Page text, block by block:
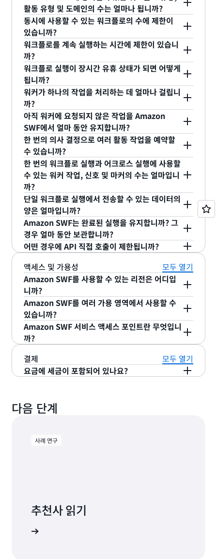
일 때는 그 결과를 사용하여 카탈로그를 업데이트합
니다. 배치가 처리될 때, 시스템은 Amazon
Mechanical Turk 워커의 품질을 추적하여 보상을
적절하게 조정해야 합니다. 실패한 HIT는 다시 배치
에 포함되고 다시 파이프라인에 보내집니다.
Amazon SWF를 사용하는 경우: 위의 사용 사례는
워크플로의 세트로 구현됩니다. BatchProcess 워크
플로는 단일 배치성 프로세스를 처리하며, 워커가 데
이터를 추출하고 변환하여 Amazon Mechanical
Turk를 통해 전송하도록 합니다. BatchProcess 워
크플로의 결과물은 합격 HIT와 실패 HIT입니다. 이
것은 MTurkManager, UpdateCatalogWorkflow,
RerunProducts라는 3가지 워크플로에 대한 입력값
으로 사용됩니다. MTurkManager 워크플로는 합격
HIT에 대해 지불하고, 실패 HIT을 담당한 작업자에
게 통지하며, 결과 품질 추적용 자체 데이터베이스를
업데이트합니다. UpdateCatalogWorkflow는 합격
HIT에 따라 마스터 카탈로그를 업데이트합니다.
RerunProducts 워크플로는 실패 HIT의 제품이 일
정 수에 도달할 때까지 기다립니다. 그 후 배치를 생
성하여 BatchProcess 워크플로로 다시 보냅니다.
를 수행하며, 위에 언급한 워크플로의 하위 실행을 시
작합니다. 명확하게 정의된 워크플로를 갖는 시스템
을 구축하는 이 사용 사례를 통해 제품 수가 수백만인
카탈로그를 구조적으로 설계, 감사 및 실행할 수 있습
니다.
사용 사례 3: 구성 요소를 데이터 센터에서 클라우드
로 마이그레이션. 비즈니스 크리티컬 작업이 프라이
빗 데이터 센터에서 호스팅되고 있지만 서비스 중단
없이 전체를 클라우드로 이전해야 합니다.
반 애플리케이션은 데이터 센터에서 실행되는 구성
요소를 포함한 워커와 클라우드에서 실행되는 워커를
면 같은 종류의 새 워커를 먼저 클라우드에 배포합니
중단되지 않습니다. 테스트 결과가 합격이라면, 데이
터 센터의 워커를 단계적으로 중지하고 클라우드의
워커를 확장하여 최종적으로 모든 워커를 클라우드에
SWF에서는 이와 같이 워크플로 실행 ID를 다시 사용
할 수 있으므로, 재시도와 같은 사례에도 대응 가능합
니다. 위에서 살펴본 사용자 등록 예에서는 사용자의
데이터베이스 레코드 작성 시 워크플로 실행이 실패
했다고 가정했습니다. 이 워크플로 실행을 다시 시작
할 때 동일한 실행 ID(사용자 이메일 주소)를 사용할
수 있으므로 등록 재시도를 위한 새로운 ID를 만들 필
요가 없습니다.
보를 확인하여 실행 시간이 너무 길거나 실패한 작업
인지, 아니면 단순히 아직 디사이더가 작업을 시작하
지 않은 것인지를 확인할 수 있습니다. 이렇게 하면
작업 수준의 문제를 확인할 수 있습니다.
Amazon SWF에서 워커에게 작업을 전달하게 됩니
다. 디사이더는 사용자가 작성하기 때문에, 작업을 만
드는 시점과 방법은 물론이고 작업과 함께 워커에게
전달되는 입력 데이터도 사용자가 완전히 제어할 수
있습니다.
번만 이루어지도록 보장할 수 있습니다. 따라서 특정
활동 유형에 대해 여러 워커가 있는 경우라도(또는 한
디사이더에 여러 인스턴스가 있는 경우), Amazon
SWF에서 하나의 특정 작업은 하나의 워커(또는 하나
의 디사이더 인스턴스)에게만 전달될 것입니다. 또한
Amazon SWF에서는 한 워크플로우 실행에 대해 한
번에 최대 하나의 의사 결정 작업만 보관합니다. 즉,
여러 디사이더 인스턴스를 실행하는 경우에도 동일한
실행에 두 인스턴스가 동시에 작동하지는 않습니다.
이러한 기능을 통해 워크플로를 조정하면 작업의 중
복, 손실, 충돌 등에 대해 걱정할 필요가 없습니다.
활동 유형 및 도메인의 수는 얼마나 됩니까?
각 도메인에서 가질 수 있는 워크플로 유형과 활동 유
형의 수는 등록된 상태와 폐지 예정 상태를 합해 최대
10,000개입니다. AWS 계정에 만들 수 있는
Amazon SWF 도메인은 최대 100개입니다(등록된
도메인과 폐지 예정 도메인 포함).
동시에 사용할 수 있는 워크플로의 수에 제한이
있습니까?
하나의 도메인에서 동시에 가질 수 있는 오픈 실행수
는 최대 100,000개입니다. 누적 실행 수와 Amazon
SWF에서 보관하는 실행 개수에는 제한이 없습니다.
워크플로를 계속 실행하는 시간에 제한이 있습니
까?
각 워크플로 실행은 최대 1년 동안 실행할 수 있습니
다. 워크플로 실행 내역은 최대 25,000개의 이벤트까
지 포함할 수 있습니다. 이 제한보다 더 많은 이벤트
가 필요한 경우 Amazon SWF에서 제공하는 하위 워
크플로 실행 기능을 사용하여 애플리케이션 실행 및
구조화를 계속 진행할 수 있습니다.
워크플로 실행이 장시간 유휴 상태가 되면 어떻게
됩니까?
Amazon SWF는 워크플로 실행이 오랫동안 유휴 상
태로 있어도 특별한 조치를 취하지 않습니다. 유휴 실
행에 대해서는 귀하가 설정한 시간제한이 적용됩니
다. 예를 들어, 하나의 실행을 수행할 수 있는 최대 시
간을 1일로 설정하는 경우 유휴 실행이 1일 제한을 초
과하면 시간 초과가 됩니다. 하나의 실행이 진행될 수
있는 시간에 대한 Amazon SWF의 제한(1년)도 유휴
실행에 적용됩니다.
워커가 하나의 작업을 처리하는 데 얼마나 걸립니
까?
Amazon SWF에서는 워커가 하나의 작업 처리에 소
요하는 시간에 대한 특별한 제한이 없습니다. 고객이
지정한 활동 작업 기간의 최대치에 따라 제한이 적용
됩니다. Amazon SWF에서 하나의 실행 처리 시간은
최대 1년으로 제한됩니다. 워커의 작업 처리 시간은
이 제한을 초과할 수 없습니다.
아직 워커에 요청되지 않은 작업을 Amazon
SWF에서 얼마 동안 유지합니까?
Amazon SWF에서 아직 워커가 폴링하지 않은 작업
의 유지 시간에 대한 특별한 제한은 없습니다. 그러나
사용자가 활동 유형을 등록할 때 Amazon SWF가 해
당 유형의 활동 작업을 유지할 기본 시간 초과 제한을
설정할 수 있습니다. 활동 작업을 예약할 때 디사이더
코드에서 기본값보다 우선되는 시간 초과 제한을 지
정할 수도 있습니다. Amazon SWF는 워크플로 실행
을 수행할 수 있는 시간을 최대 1년으로 제한하기 때
문에 시간 초과 값이 지정되지 않은 경우 작업이 유지
되는 시간은 최대 1년입니다.
한 번의 의사 결정으로 여러 활동 작업을 예약할
수 있습니까?
예. 한 번의 의사 결정으로 최대 100개의 활동 작업을
예약할 수 있습니다. 또한 한 번에 하나씩 여러 번의
의사 결정을 내릴 수 있습니다.
한 번의 워크플로 실행과 어크로스 실행에 사용할
수 있는 워커 작업, 신호 및 마커의 수는 얼마입니
까?
단일 워크플로 실행에 사용되는 활동 작업, 신호 및
타이머 수에 대한 제한은 없습니다. 그러나 현재 오픈
된 활동 작업은 워크플로 실행당 최대 1,000개만 가
질 수 있습니다. 여기에는 이미 시작된 활동 작업과
워커가 진행 중인 활동 작업이 포함됩니다. 마찬가지
로 오픈된 타이머는 워크플로 실행당 최대 1,000개,
오픈된 하위 실행은 워크플로 실행당 최대 1,000개만
가질 수 있습니다.
단일 워크플로 실행에서 전송할 수 있는 데이터의
양은 얼마입니까?
단일 워크플로 실행 시 데이터의 총 전송량에 대한 제
한은 없습니다. 그러나 Amazon SWF API는 하나의
실행에서 데이터 전송에 사용되는 파라미터에 대한
상한을 정하고 있습니다. 예를 들어, 활동 작업에 전
송되는 입력 데이터 그리고 신호와 함께 전송되는 입
력 데이터의 크기는 각각 최대 32,000자로 제한됩니
다.
Amazon SWF는 완료된 실행을 유지합니까? 그
경우 얼마 동안 보관합니까?
Amazon SWF는 고객이 지정한 기간까지 완료한 실
행 내역을 보관합니다. 지정할 수있는 최대 기간은 90
일(약 3개월)입니다. 보존 기간 동안 내역에 액세스할
수 있으며 프로그램 또는 콘솔을 통해 실행을 검색할
수 있습니다.
어떤 경우에 API 직접 호출이 제한됩니까?
드물게 발생하는 스파이크 수준을 넘어 매우 짧은 기
간 동안 너무 많은 API 직접 호출을 하면 제한이 발생
할 수 있습니다.
액세스 및 가용성
모두 열기
Amazon SWF를 사용할 수 있는 리전은 어디입
니까?
서비스 지역 가용성은 AWS 글로벌 인프라 지역 표를
참조하십시오.
Amazon SWF를 여러 가용 영역에서 사용할 수
있습니까?
예. Amazon SWF는 워크플로 실행 내역과 기타 워
크플로에 대한 자세한 정보를 3개의 가용 영역에서
관리하기 때문에, 가용 영역 한 곳에 장애가 발생해도
애플리케이션에서 계속 Amazon SWF를 사용할 수
있습니다.
Amazon SWF 서비스 액세스 포인트란 무엇입니
까?
액세스 엔드포인트에
AWS 일반
참조 설명서를 참조하십시오.
결제
모두 열기
요금에 세금이 포함되어 있나요?
세를 비롯한 관련 조세 공과가 포함되지 않습니다. 청
구지 주소가 일본으로 되어 있는 고객의 경우 AWS
자세히 알아보기
다음 단계
사례 연구
추천사 읽기